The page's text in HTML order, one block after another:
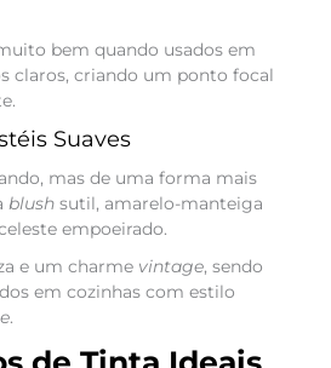
bem quando usados em
claros, criando um ponto focal
Suaves
mas de uma forma mais
blushsutil, amarelo-manteiga
empoeirado.
e um charme vintage, sendo
em cozinhas com estilo
.